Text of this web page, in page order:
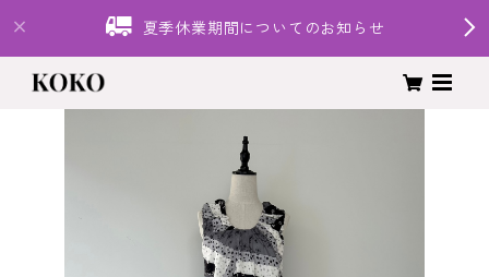
夏季休業期間についてのお知らせ